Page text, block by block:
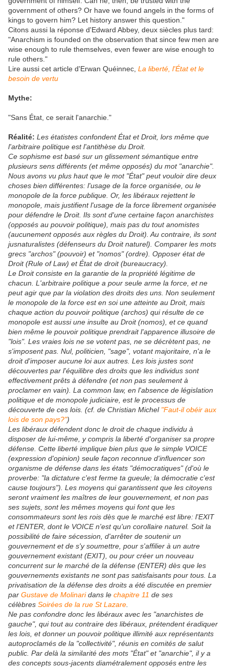
government of others? Or have we found angels in the forms of
kings to govern him? Let history answer this question."
Citons aussi la réponse d'Edward Abbey, deux siècles plus tard:
"Anarchism is founded on the observation that since few men are
wise enough to rule themselves, even fewer are wise enough to
rule others."
Lire aussi cet article d'Erwan Quéinnec, La liberté, l'État et le
besoin de vertu
Mythe:
"Sans État, ce serait l'anarchie."
Réalité: Les étatistes confondent État et Droit, lors même que
l'arbitraire politique est l'antithèse du Droit.
Ce sophisme est basé sur un glissement sémantique entre
plusieurs sens différents (et même opposés) du mot "anarchie".
Nous avons vu plus haut que le mot "État" peut vouloir dire deux
choses bien différentes: l'usage de la force organisée, ou le
monopole de la force publique. Or, les libéraux rejettent le
monopole, mais justifient l'usage de la force librement organisée
pour défendre le Droit. Ils sont d'une certaine façon anarchistes
(opposés au pouvoir politique), mais pas du tout anomistes
(aucunement opposés aux règles du Droit). Au contraire, ils sont
jusnaturalistes (défenseurs du Droit naturel). Comparer les mots
grecs "archos" (pouvoir) et "nomos" (ordre). Opposer état de
Droit (Rule of Law) et État de droit (bureaucracy).
Le Droit consiste en la garantie de la propriété légitime de
chacun. L'arbitraire politique a pour seule arme la force, et ne
peut agir que par la violation des droits des uns. Non seulement
le monopole de la force est en soi une atteinte au Droit, mais
chaque action du pouvoir politique (archos) qui résulte de ce
monopole est aussi une insulte au Droit (nomos), et ce quand
bien même le pouvoir politique prendrait l'apparence illusoire de
"lois". Les vraies lois ne se votent pas, ne se décrètent pas, ne
s'imposent pas. Nul, politicien, "sage", votant majoritaire, n'a le
droit d'imposer aucune loi aux autres. Les lois justes sont
découvertes par l'équilibre des droits que les individus sont
effectivement prêts à défendre (et non pas seulement à
proclamer en vain). La common law, en l'absence de législation
politique et de monopole judiciaire, est le processus de
découverte de ces lois. (cf. de Christian Michel "Faut-il obéir aux
lois de son pays?")
Les libéraux défendent donc le droit de chaque individu à
disposer de lui-même, y compris la liberté d'organiser sa propre
défense. Cette liberté implique bien plus que le simple VOICE
(expression d'opinion) seule façon reconnue d'influencer son
organisme de défense dans les états "démocratiques" (d'où le
proverbe: "la dictature c'est ferme ta gueule; la démocratie c'est
cause toujours"). Les moyens qui garantissent que les citoyens
seront vraiment les maîtres de leur gouvernement, et non pas
ses sujets, sont les mêmes moyens qui font que les
consommateurs sont les rois dès que le marché est libre: l'EXIT
et l'ENTER, dont le VOICE n'est qu'un corollaire naturel. Soit la
possibilité de faire sécession, d'arrêter de soutenir un
gouvernement et de s'y soumettre, pour s'affilier à un autre
gouvernement existant (EXIT), ou pour créer un nouveau
concurrent sur le marché de la défense (ENTER) dès que les
gouvernements existants ne sont pas satisfaisants pour tous. La
privatisation de la défense des droits a été discutée en premier
par Gustave de Molinaridans le chapitre 11 de ses
célèbres Soirées de la rue St Lazare
Ne pas confondre donc les libéraux avec les "anarchistes de
gauche", qui tout au contraire des libéraux, prétendent éradiquer
les lois, et donner un pouvoir politique illimité aux représentants
autoproclamés de la "collectivité", réunis en comités de salut
public. Par delà la similarité des mots "État" et "anarchie", il y a
des concepts sous-jacents diamétralement opposés entre les